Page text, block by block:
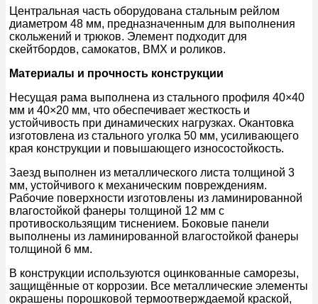
Центральная часть оборудована стальным рейлом
диаметром 48 мм, предназначенным для выполнения
скольжений и трюков. Элемент подходит для
скейтбордов, самокатов, BMX и роликов.
Материалы и прочность конструкции
Несущая рама выполнена из стального профиля 40×40
мм и 40×20 мм, что обеспечивает жесткость и
устойчивость при динамических нагрузках. Окантовка
изготовлена из стального уголка 50 мм, усиливающего
края конструкции и повышающего износостойкость.
Заезд выполнен из металлического листа толщиной 3
мм, устойчивого к механическим повреждениям.
Рабочие поверхности изготовлены из ламинированной
влагостойкой фанеры толщиной 12 мм с
противоскользящим тиснением. Боковые панели
выполнены из ламинированной влагостойкой фанеры
толщиной 6 мм.
В конструкции используются оцинкованные саморезы,
защищённые от коррозии. Все металлические элементы
окрашены порошковой термоотверждаемой краской,